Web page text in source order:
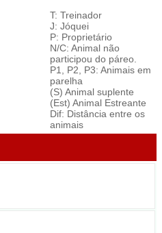
T: Treinador
J: Jóquei
P: Proprietário
N/C: Animal não
participou do páreo.
P1, P2, P3: Animais em
parelha
(S) Animal suplente
(Est) Animal Estreante
Dif: Distância entre os
animais